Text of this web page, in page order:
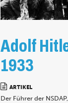
Adolf
1933
ARTIKEL
Der Führer der